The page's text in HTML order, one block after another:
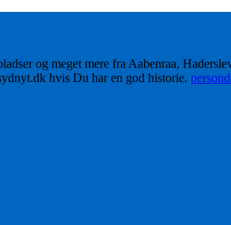
og meget mere fra Aabenraa,
hvis Du har en god historie.